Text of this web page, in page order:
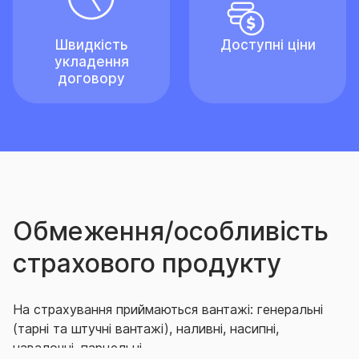
Швидкість
укладення
договору
Доступні ціни
Обмеження/особливість
страхового продукту
На страхування приймаються вантажі: генеральні
(тарні та штучні вантажі), наливні, насипні,
навалочні, парцельні.